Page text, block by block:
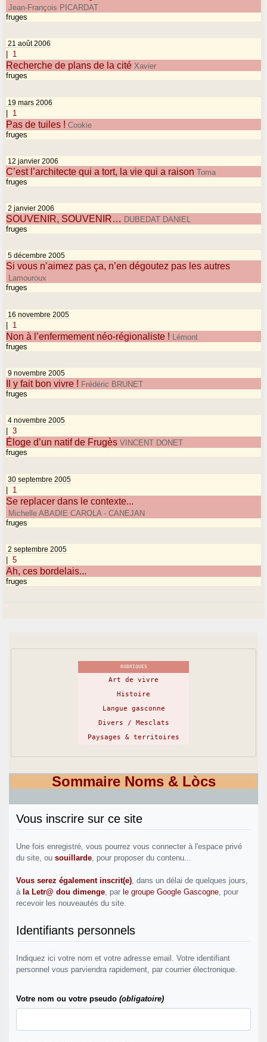
Jean-François PICARDAT
fruges
21 août 2006
1
Recherche de plans de la cité Xavier
fruges
19 mars 2006
| 1
Pas de tuiles ! Cookie
fruges
12 janvier 2006
C’est l’architecte qui a tort, la vie qui a raison Toma
fruges
2 janvier 2006
SOUVENIR, SOUVENIR… DUBEDAT DANIEL
fruges
5 décembre 2005
Si vous n’aimez pas ça, n’en dégoutez pas les autres
Lamouroux
fruges
16 novembre 2005
1
Non à l’enfermement néo-régionaliste ! Lémont
fruges
9 novembre 2005
Il y fait bon vivre ! Frédéric BRUNET
fruges
4 novembre 2005
3
Éloge d’un natif de Frugès VINCENT DONET
fruges
30 septembre 2005
| 1
Se replacer dans le contexte...
Michelle ABADIE CAROLA - CANEJAN
fruges
2 septembre 2005
5
Ah, ces bordelais...
fruges
RUBRIQUES
Art de vivre
Histoire
Langue gasconne
Divers / Mesclats
Paysages & territoires
Sommaire Noms & Lòcs
Vous inscrire sur ce site
Une fois enregistré, vous pourrez vous connecter à l'espace privé
du site, ou souillarde , pour proposer du contenu...
Vous serez également inscrit(e), dans un délai de quelques jours,
à la Letr@ dou dimenge, par le groupe Google Gascogne, pour
recevoir les nouveautés du site.
Identifiants personnels
Indiquez ici votre nom et votre adresse email. Votre identifiant
personnel vous parviendra rapidement, par courrier électronique.
Votre nom ou votre pseudo (obligatoire)